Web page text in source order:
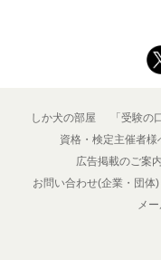
しか犬の部屋 「受験
資格・検定主催者様
広告掲載のご案内
お問い合わせ(企業・団体)
メ